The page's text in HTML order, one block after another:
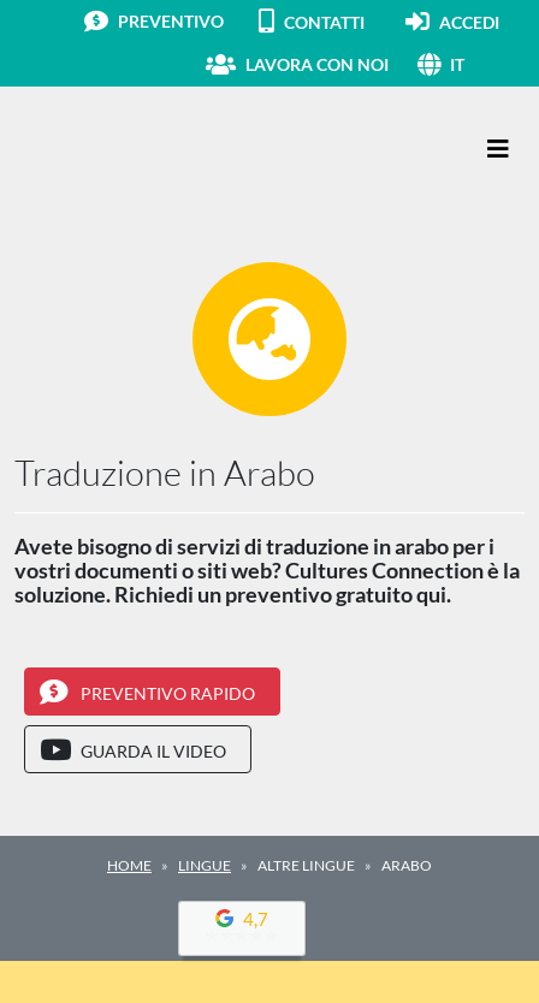
PREVENTIVO CONTATTI ACCEDI
LAVORA CON NOI IT
Traduzione in Arabo
Avete bisogno di servizi di traduzione in arabo per i
vostri documenti o siti web? Cultures Connection è la
soluzione. Richiedi un preventivo gratuito qui.
PREVENTIVO RAPIDO
GUARDA IL VIDEO
HOME LINGUE ALTRE LINGUE ARABO
4,7